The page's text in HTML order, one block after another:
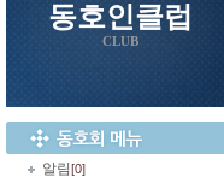
동호인클럽
CLUB
알림[0]